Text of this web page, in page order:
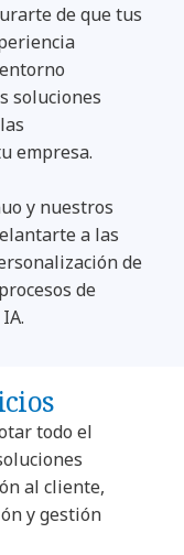
de que tus
soluciones
empresa.
y nuestros
a las
de
de
todo el
al cliente,
y gestión